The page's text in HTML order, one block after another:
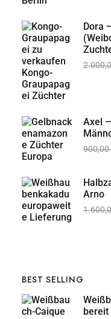
Dora
Axel
900,00
Arno
BEST SELLING